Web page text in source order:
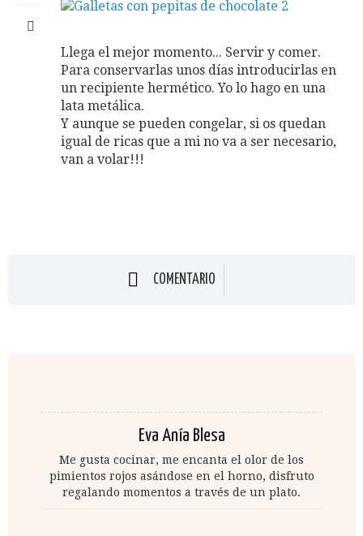
Llega el mejor momento... Servir y comer.
Para conservarlas unos días introducirlas en
un recipiente hermético. Yo lo hago en una
lata metálica.
Y aunque se pueden congelar, si os quedan
igual de ricas que a mi no va a ser necesario,
van a volar!!!
COMENTARIO
Eva Anía Blesa
Me gusta cocinar, me encanta el olor de los
pimientos rojos asándose en el horno, disfruto
regalando momentos a través de un plato.